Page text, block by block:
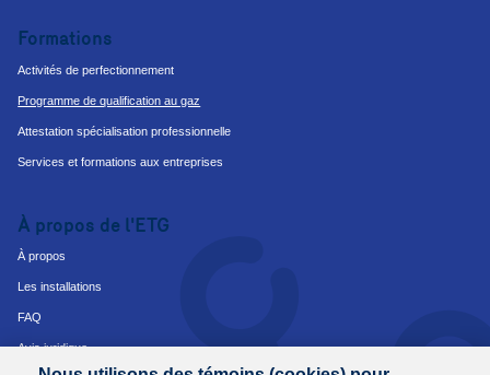
Formations
Activités de perfectionnement
Programme de qualification au gaz
Attestation spécialisation professionnelle
Services et formations aux entreprises
À propos de l'ETG
À propos
Les installations
FAQ
Avis juridique